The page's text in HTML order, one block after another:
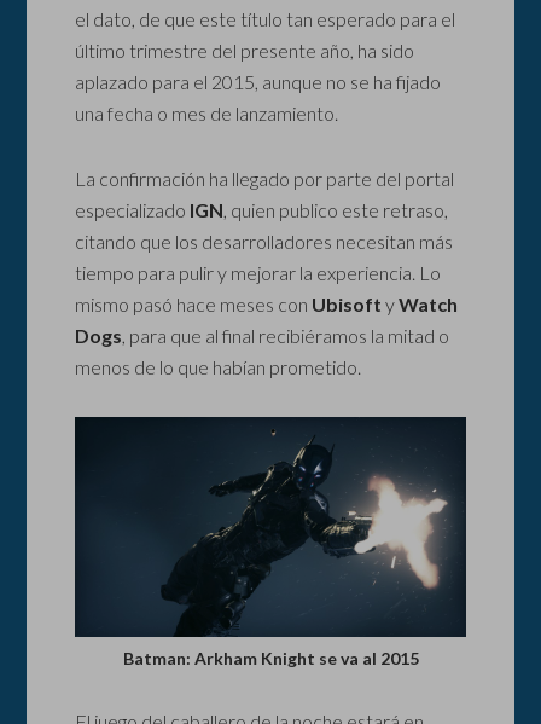
el dato, de que este título tan esperado para el
último trimestre del presente año, ha sido
aplazado para el 2015, aunque no se ha fijado
una fecha o mes de lanzamiento.
La confirmación ha llegado por parte del portal
especializado IGN , quien publico este retraso,
citando que los desarrolladores necesitan más
tiempo para pulir y mejorar la experiencia. Lo
mismo pasó hace meses con UbisoftyWatch
Dogs , para que al final recibiéramos la mitad o
menos de lo que habían prometido.
Batman: Arkham Knight se va al 2015